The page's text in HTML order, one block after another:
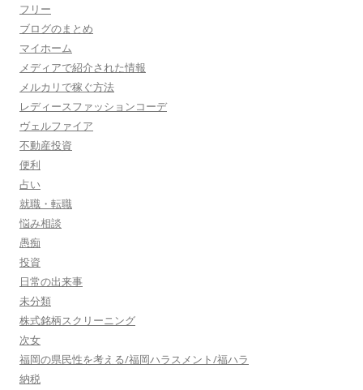
フリー
ブログのまとめ
マイホーム
メディアで紹介された情報
メルカリで稼ぐ方法
レディースファッションコーデ
ヴェルファイア
不動産投資
便利
占い
就職・転職
悩み相談
愚痴
投資
日常の出来事
未分類
株式銘柄スクリーニング
次女
福岡の県民性を考える/福岡ハラスメント/福ハラ
納税